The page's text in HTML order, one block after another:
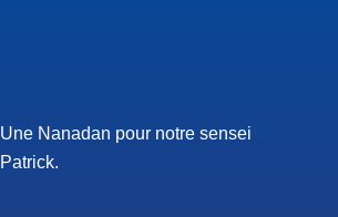
Une Nanadan pour notre sensei
Patrick.